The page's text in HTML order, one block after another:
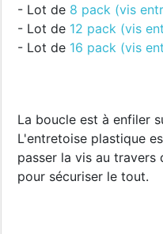
- Lot de 8 pack (vis
- Lot de 12 pack (vis
- Lot de 16 pack (vis
La boucle est à enfiler
L'entretoise plastique
passer la vis au
pour sécuriser le tout.